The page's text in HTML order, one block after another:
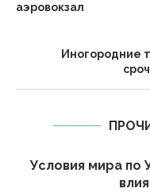
аэровокзал
Иногородние
Условия мира по